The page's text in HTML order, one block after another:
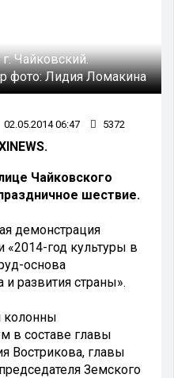
Чайковский.
фото:Лидия Ломакина
02.05.2014 06:47 5372
Чайковского
шествие.
демонстрация
«2014-год культуры в
основа
и развития страны».
колонны
в составе главы
Вострикова, главы
Земского